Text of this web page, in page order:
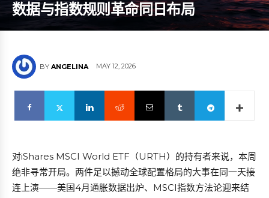
数据与指数规则革命同日布局
BY ANGELINA MAY 12, 2026
对iShares MSCI World ETF（URTH）的持有者来说，本周
绝非寻常开局。两件足以撼动全球配置格局的大事在同一天接
连上演——美国4月通胀数据出炉、MSCI指数方法论迎来结